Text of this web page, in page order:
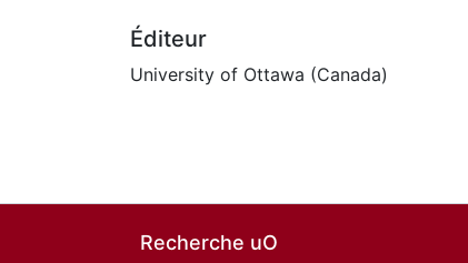
Éditeur
University of Ottawa (Canada)
Recherche uO